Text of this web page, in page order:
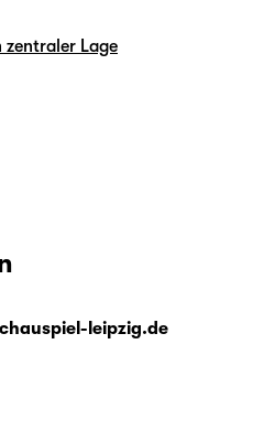
zentraler Lage
leipzig.de